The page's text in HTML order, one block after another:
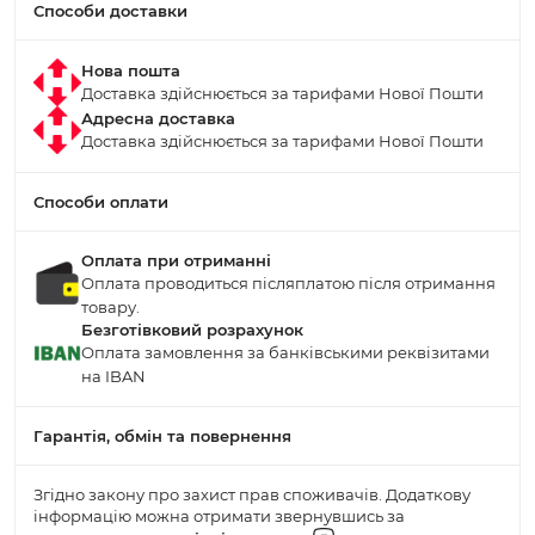
Способи доставки
Нова пошта
Доставка здійснюється за тарифами Нової Пошти
Адресна доставка
Доставка здійснюється за тарифами Нової Пошти
Способи оплати
Оплата при отриманні
Оплата проводиться післяплатою після отримання
товару.
Безготівковий розрахунок
Оплата замовлення за банківськими реквізитами
на IBAN
Гарантія, обмін та повернення
Згідно закону про захист прав споживачів. Додаткову
інформацію можна отримати звернувшись за